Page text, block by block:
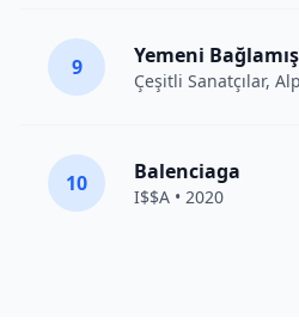
9 Yemeni Bağlamış
Çeşitli Sanatçılar, Alp
10 Balenciaga
I$$A • 2020